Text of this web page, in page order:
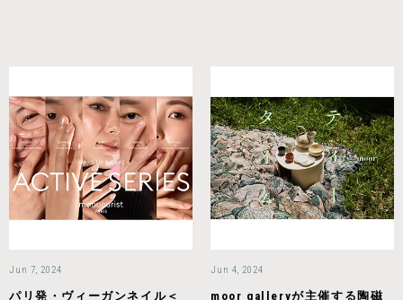
Jun 7, 2024
パリ発・ヴィーガンネイル＜
Jun 4, 2024
moor galleryが主催する陶磁